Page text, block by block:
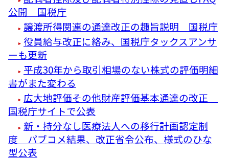
公開 国税庁
譲渡所得関連の通達改正の趣旨説明 国税庁
役員給与改正に絡み、国税庁タックスアンサ
ーも更新
平成30年から取引相場のない株式の評価明細
書がまた変わる
広大地評価その他財産評価基本通達の改正
国税庁サイトで公表
新・持分なし医療法人への移行計画認定制
度 パブコメ結果、改正省令公布、様式のひな
型公表